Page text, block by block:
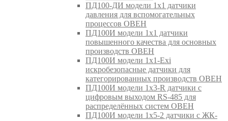
ПД100-ДИ модели 1х1 датчики
давления для вспомогательных
процессов ОВЕН
ПД100И модели 1х1 датчики
повышенного качества для основных
производств ОВЕН
ПД100И модели 1х1-Exi
искробезопасные датчики для
категорированных производств ОВЕН
ПД100И модели 1х3-R датчики с
цифровым выходом RS-485 для
распределённых систем ОВЕН
ПД100И модели 1х5-2 датчики с ЖК-